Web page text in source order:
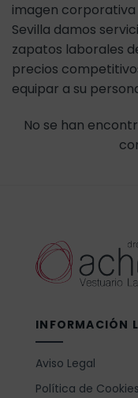
imagen corporativa
Sevilla damos
zapatos laborales
precios
equipar a su
No se han
INFORMACIÓN
Aviso Legal
Política de Cookies